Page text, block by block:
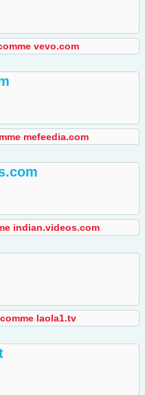
vevo.com
mefeedia.com
indian.videos.com
laola1.tv